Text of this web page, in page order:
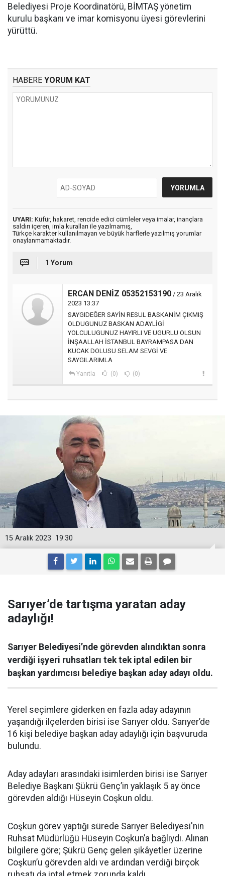
Belediyesi Proje Koordinatörü, BİMTAŞ yönetim
kurulu başkanı ve imar komisyonu üyesi görevlerini
yürüttü.
HABERE YORUM KAT
UYARI: Küfür, hakaret, rencide edici cümleler veya imalar, inançlara
saldırı içeren, imla kuralları ile yazılmamış,
Türkçe karakter kullanılmayan ve büyük harflerle yazılmış yorumlar
onaylanmamaktadır.
1 Yorum
ERCAN DENİZ 05352153190 / 23 Aralık
2023 13:37
SAYGIDEĞER SAYİN RESUL BASKANİM ÇIKMIŞ
OLDUGUNUZ BASKAN ADAYLİGİ
YOLCULUGUNUZ HAYIRLI VE UGURLU OLSUN
İNŞAALLAH İSTANBUL BAYRAMPASA DAN
KUCAK DOLUSU SELAM SEVGİ VE
SAYGILARIMLA
Yanıtla (0) (0)
19:30
15 Aralık 2023
Sarıyer’de tartışma yaratan aday
adaylığı!
Sarıyer Belediyesi’nde görevden alındıktan sonra
verdiği işyeri ruhsatları tek tek iptal edilen bir
başkan yardımcısı belediye başkan aday adayı oldu.
Yerel seçimlere giderken en fazla aday adayının
yaşandığı ilçelerden birisi ise Sarıyer oldu. Sarıyer’de
16 kişi belediye başkan aday adaylığı için başvuruda
bulundu.
Aday adayları arasındaki isimlerden birisi ise Sarıyer
Belediye Başkanı Şükrü Genç’in yaklaşık 5 ay önce
görevden aldığı Hüseyin Coşkun oldu.
Coşkun görev yaptığı sürede Sarıyer Belediyesi'nin
Ruhsat Müdürlüğü Hüseyin Coşkun’a bağlıydı. Alınan
bilgilere göre; Şükrü Genç gelen şikâyetler üzerine
Coşkun’u görevden aldı ve ardından verdiği birçok